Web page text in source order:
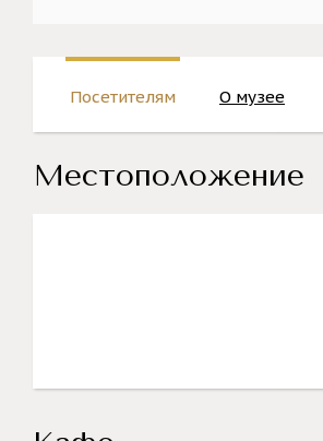
Посетителям О музее
Местоположение